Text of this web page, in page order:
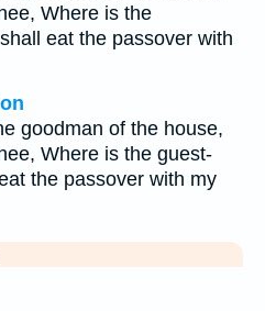
Where is the
eat the passover with
goodman of the house,
Where is the guest-
the passover with my